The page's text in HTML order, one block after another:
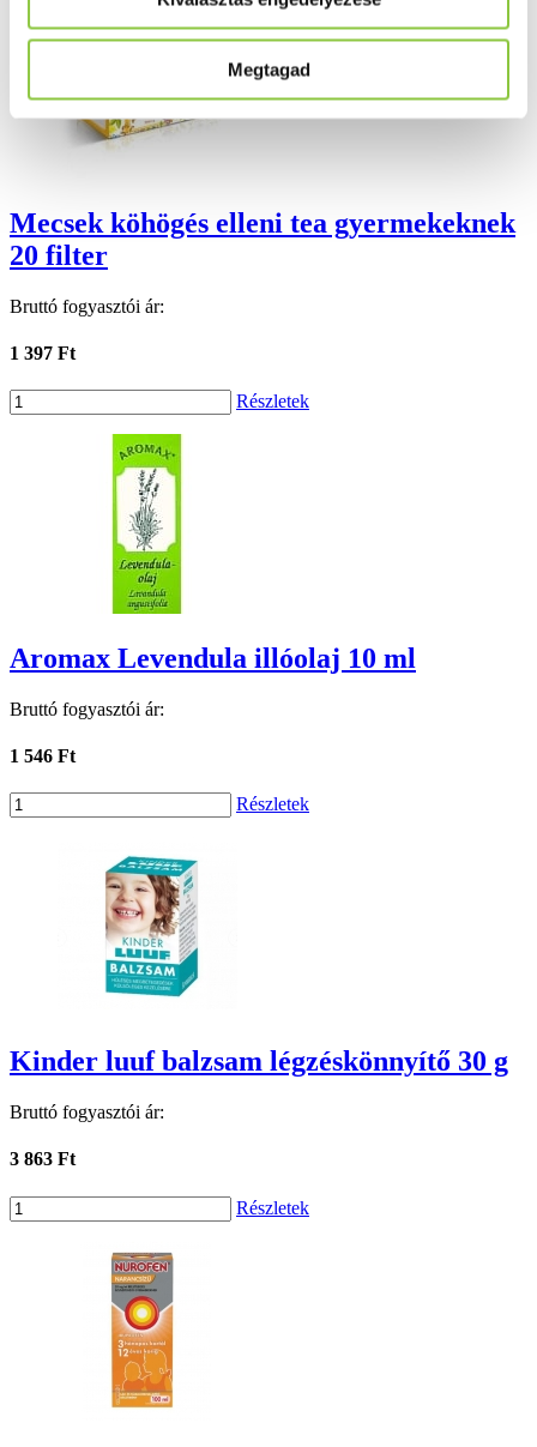
Megtagad
Mecsek köhögés elleni tea gyermekeknek
20 filter
Bruttó fogyasztói ár:
1 397 Ft
Részletek
Aromax Levendula illóolaj 10 ml
Bruttó fogyasztói ár:
1 546 Ft
Részletek
Kinder luuf balzsam légzéskönnyítő 30 g
Bruttó fogyasztói ár:
3 863 Ft
Részletek